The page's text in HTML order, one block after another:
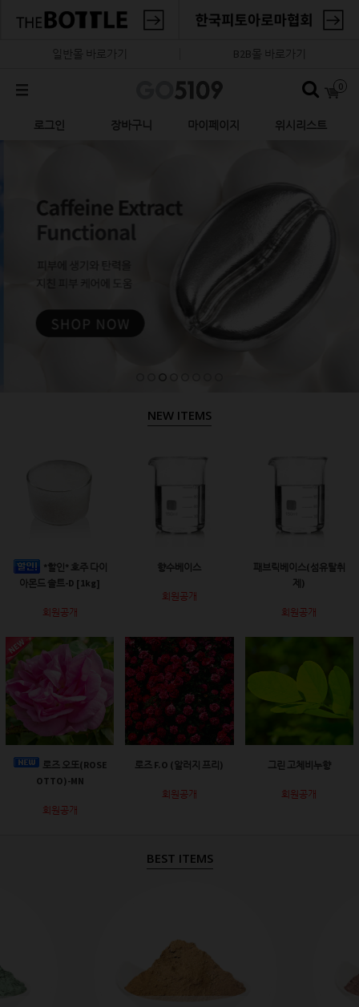
일반몰 바로가기 B2B몰 바로가기
0
로그인 장바구니 마이페이지 위시리스트
NEW ITEMS
*할인* 호주 다이
아몬드 솔트-D [1kg]
회원공개
향수베이스
회원공개
패브릭베이스(섬유탈취
제)
회원공개
로즈 오또(ROSE
OTTO)-MN
회원공개
로즈 F.O (알러지 프리)
회원공개
그린 고체비누향
회원공개
BEST ITEMS